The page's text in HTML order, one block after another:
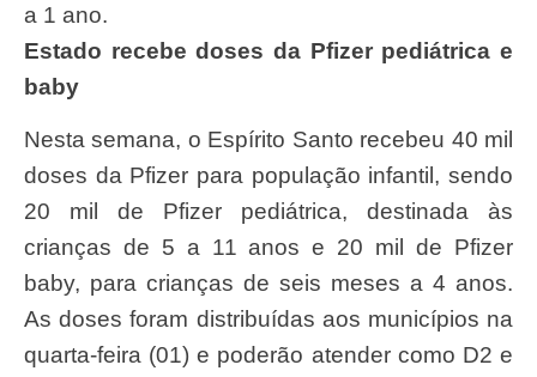
a 1 ano.
Estado recebe doses da Pfizer pediátrica e
baby
Nesta semana, o Espírito Santo recebeu 40 mil
doses da Pfizer para população infantil, sendo
20 mil de Pfizer pediátrica, destinada às
crianças de 5 a 11 anos e 20 mil de Pfizer
baby, para crianças de seis meses a 4 anos.
As doses foram distribuídas aos municípios na
quarta-feira (01) e poderão atender como D2 e